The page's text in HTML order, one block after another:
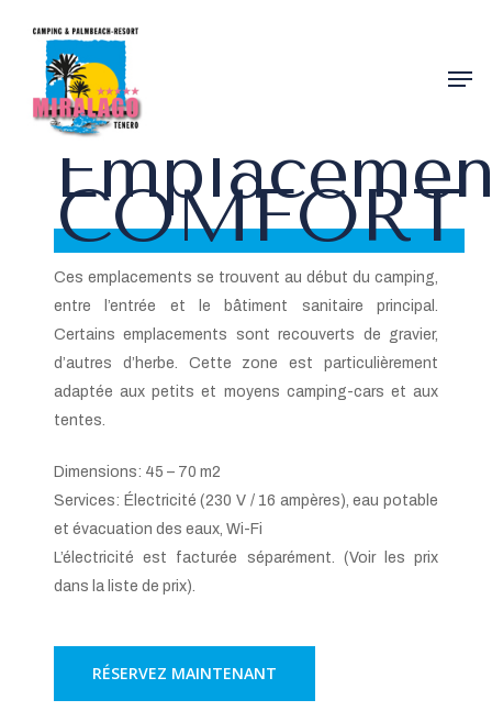
content
COMFORT
Ces emplacements se trouvent au début du camping,
entre l’entrée et le bâtiment sanitaire principal.
Certains emplacements sont recouverts de gravier,
d’autres d’herbe. Cette zone est particulièrement
adaptée aux petits et moyens camping-cars et aux
tentes.
Dimensions: 45 – 70 m2
Services: Électricité (230 V / 16 ampères), eau potable
et évacuation des eaux, Wi-Fi
L’électricité est facturée séparément. (Voir les prix
dans la liste de prix).
RÉSERVEZ MAINTENANT